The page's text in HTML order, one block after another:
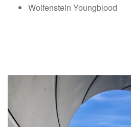
Wolfenstein Youngblood